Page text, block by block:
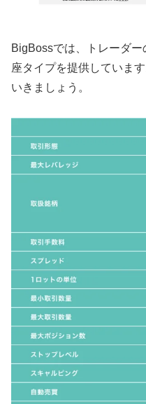
BigBossでは、トレーダ
座タイプを提供していま
いきましょう。